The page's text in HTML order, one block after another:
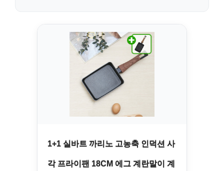
1+1 실바트 까리노 고농축 인덕션 사
각 프라이팬 18CM 에그 계란말이 계